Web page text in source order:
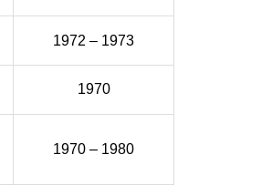
1972 – 1973
1970
1970 – 1980